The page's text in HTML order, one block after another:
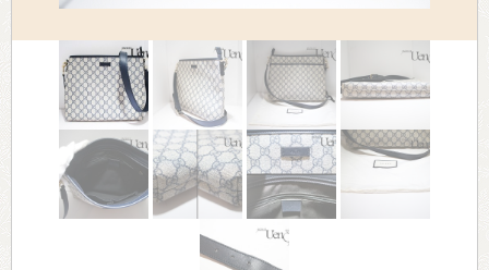
> ホーム
> 古物営業法に基づく表示
> プライバシーポリシー
> お問い合わせ